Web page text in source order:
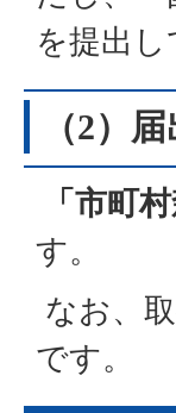
を提出し
（2）
「市町
す。
なお、
です。